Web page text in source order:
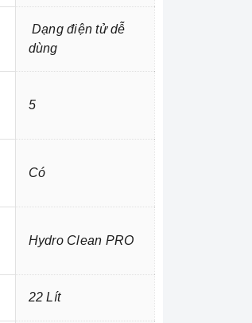
Dạng điện tử dễ
dùng
5
Có
Hydro Clean PRO
22 Lít